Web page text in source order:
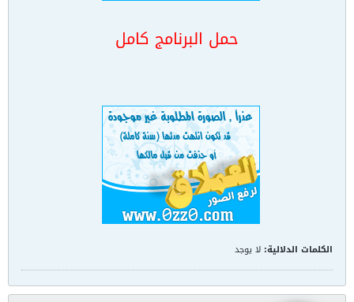
حمل البرنامج كامل
الكلمات الدلالية: لا يوجد